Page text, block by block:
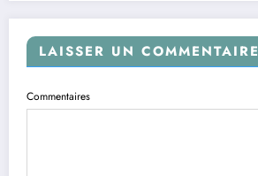
LAISSER UN COMMENTAIRE
Commentaires